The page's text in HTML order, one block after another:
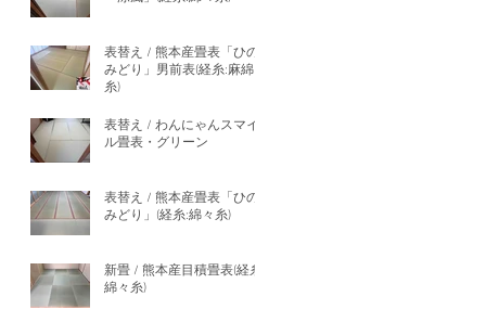
表替え / 熊本産畳表「ひの
みどり」男前表(経糸:麻綿
糸)
表替え / わんにゃんスマイ
ル畳表・グリーン
表替え / 熊本産畳表「ひの
みどり」(経糸:綿々糸)
新畳 / 熊本産目積畳表(経糸:
綿々糸)